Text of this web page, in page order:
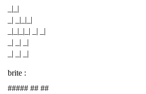
_|_|
_| _|_|_|
_|_|_|_| _| _|
_| _| _|
_| _| _|
brite :
##### ## ##